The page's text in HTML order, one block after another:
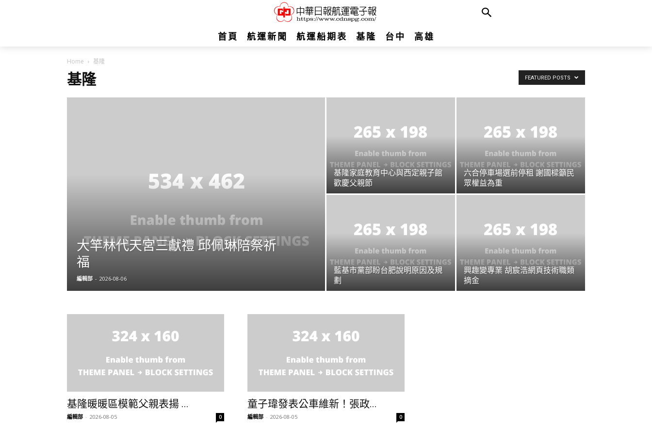
首頁 航運新聞 航運船期表 基隆 台中 高雄
Home 基隆
基隆 FEATURED POSTS
大竿林代天宮三獻禮 邱佩琳陪祭祈
福
編輯部 - 2026-08-06
基隆家庭教育中心與西定親子館
歡慶父親節
六合停車場選前停租 謝國樑籲民
眾權益為重
藍基市黨部盼台肥說明原因及規
劃
興趣變專業 胡宸浩網頁技術職類
摘金
基隆暖暖區模範父親表揚 ...
編輯部 - 2026-08-05 0
童子瑋發表公車維新！張政...
編輯部 - 2026-08-05 0